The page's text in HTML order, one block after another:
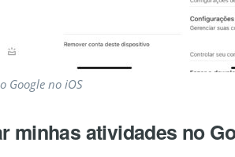
Google no iOS
minhas atividades no